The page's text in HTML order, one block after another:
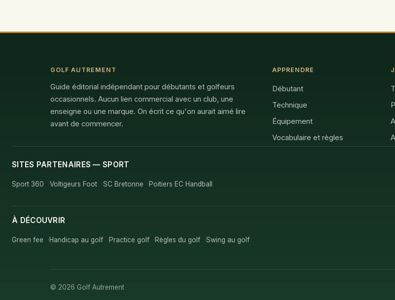
GOLF AUTREMENT
Guide éditorial indépendant pour débutants et golfeurs
occasionnels. Aucun lien commercial avec un club, une
enseigne ou une marque. On écrit ce qu'on aurait aimé lire
avant de commencer.
APPRENDRE
Débutant
Technique
Équipement
Vocabulaire et règles
SITES PARTENAIRES — SPORT
Sport 360 Voltigeurs Foot SC Bretonne Poitiers EC Handball
À DÉCOUVRIR
Green fee Handicap au golf Practice golf Règles du golf Swing au golf
© 2026 Golf Autrement